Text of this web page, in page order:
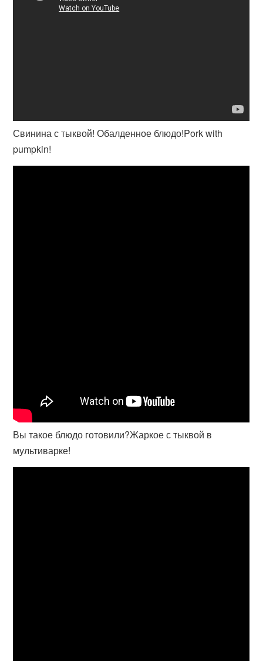
Свинина с тыквой! Обалденное блюдо!Pork with
pumpkin!
Вы такое блюдо готовили?Жаркое с тыквой в
мультиварке!